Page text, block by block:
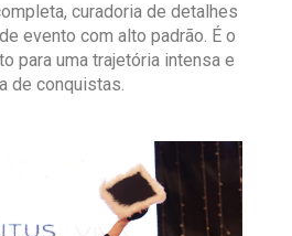
curadoria de detalhes
evento com alto padrão. É o
para uma trajetória intensa e
de conquistas.